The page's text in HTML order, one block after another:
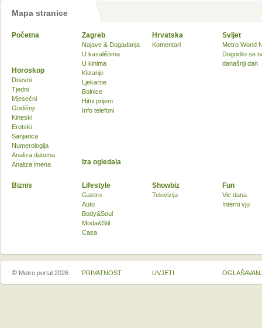
Mapa stranice
Početna Zagreb
Najave & Događanja
U kazalištima
U kinima
Klizanje
Ljekarne
Bolnice
Hitni prijem
Info telefoni
Hrvatska
Komentari
Svijet
Metro World
Dogodilo se
današnji dan
Biznis Lifestyle
Gastro
Auto
Body&Soul
Moda&Stil
Casa
Showbiz
Televizija
Fun
Vic dana
Interni vju
Horoskop
Dnevni
Tjedni
Mjesečni
Godišnji
Kineski
Erotski
Sanjarica
Numerologija
Analiza datuma
Analiza imena
Iza ogledala
© Metro portal 2026 PRIVATNOST UVJETI